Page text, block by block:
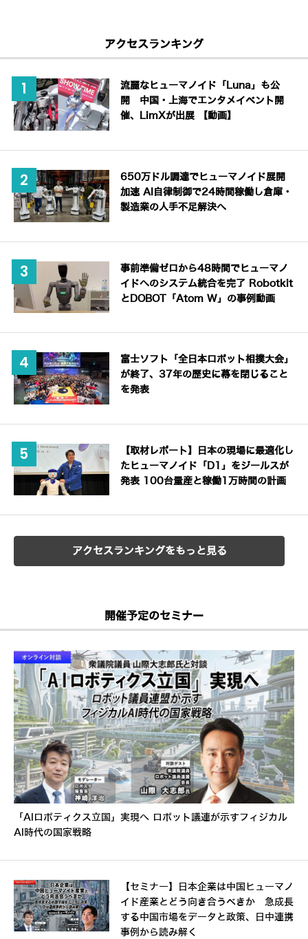
アクセスランキング
流麗なヒューマノイド「Luna」も公
開 中国・上海でエンタメイベント開
催、LimXが出展 【動画】
650万ドル調達でヒューマノイド展開
加速 AI自律制御で24時間稼働し倉庫・
製造業の人手不足解決へ
事前準備ゼロから48時間でヒューマノ
イドへのシステム統合を完了 Robotkit
とDOBOT「Atom W」の事例動画
富士ソフト「全日本ロボット相撲大会」
が終了、37年の歴史に幕を閉じること
を発表
【取材レポート】日本の現場に最適化し
たヒューマノイド「D1」をジールスが
発表 100台量産と稼働1万時間の計画
アクセスランキングをもっと見る
開催予定のセミナー
「AIロボティクス立国」実現へ ロボット議連が示すフィジカル
AI時代の国家戦略
【セミナー】日本企業は中国ヒューマノ
イド産業とどう向き合うべきか 急成長
する中国市場をデータと政策、日中連携
事例から読み解く